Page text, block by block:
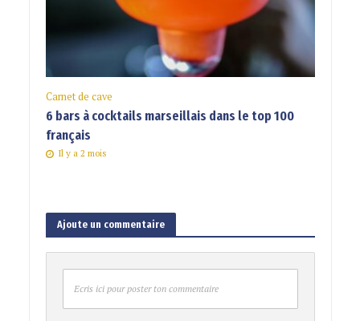
Carnet de cave
6 bars à cocktails marseillais dans le top 100
français
Il y a 2 mois
Ajoute un commentaire
Ecris ici pour poster ton commentaire